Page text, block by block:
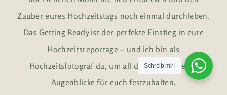
Zauber eures Hochzeitstags noch einmal durchleben.
Das Getting Ready ist der perfekte Einstieg in eure
Hochzeitsreportage – und ich bin als
Hochzeitsfotograf da, um all diese besonderen
Augenblicke für euch festzuhalten.
Schreib mir!